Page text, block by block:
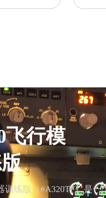
飞行模
训练版（#A320TF）是一